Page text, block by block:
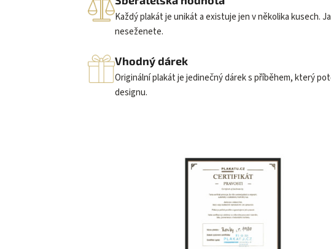
Každý plakát je unikát a existuje jen v několika kusech.
neseženete.
Vhodný dárek
Originální plakát je jedinečný dárek s příběhem, který
designu.